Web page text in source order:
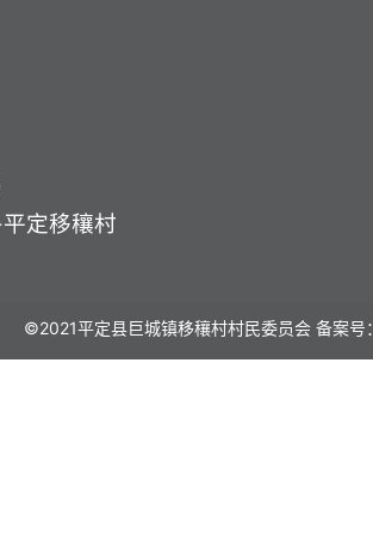
定移穰村
©2021平定县巨城镇移穰村村民委员会 备案号：